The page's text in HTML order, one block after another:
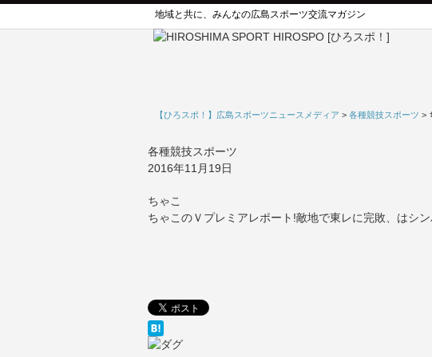
地域と共に、みんなの広島スポーツ交流マガジン
【ひろスポ！】広島スポーツニュースメディア > 各種競技スポーツ >
各種競技スポーツ
2016年11月19日
ちゃこ
ちゃこのＶプレミアレポート!敵地で東レに完敗、はシ